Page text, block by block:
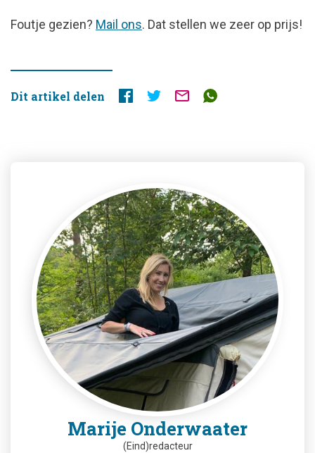
FOUTJE
Foutje gezien? Mail ons. Dat stellen we zeer op prijs!
Dit artikel delen
Marije Onderwaater
(Eind)redacteur